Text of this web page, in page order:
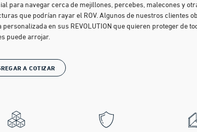
para navegar cerca de mejillones, percebes, malecones y
que podrían rayar el ROV. Algunos de nuestros clientes
personalizada en sus REVOLUTION que quieren proteger de
puede arrojar.
A COTIZAR